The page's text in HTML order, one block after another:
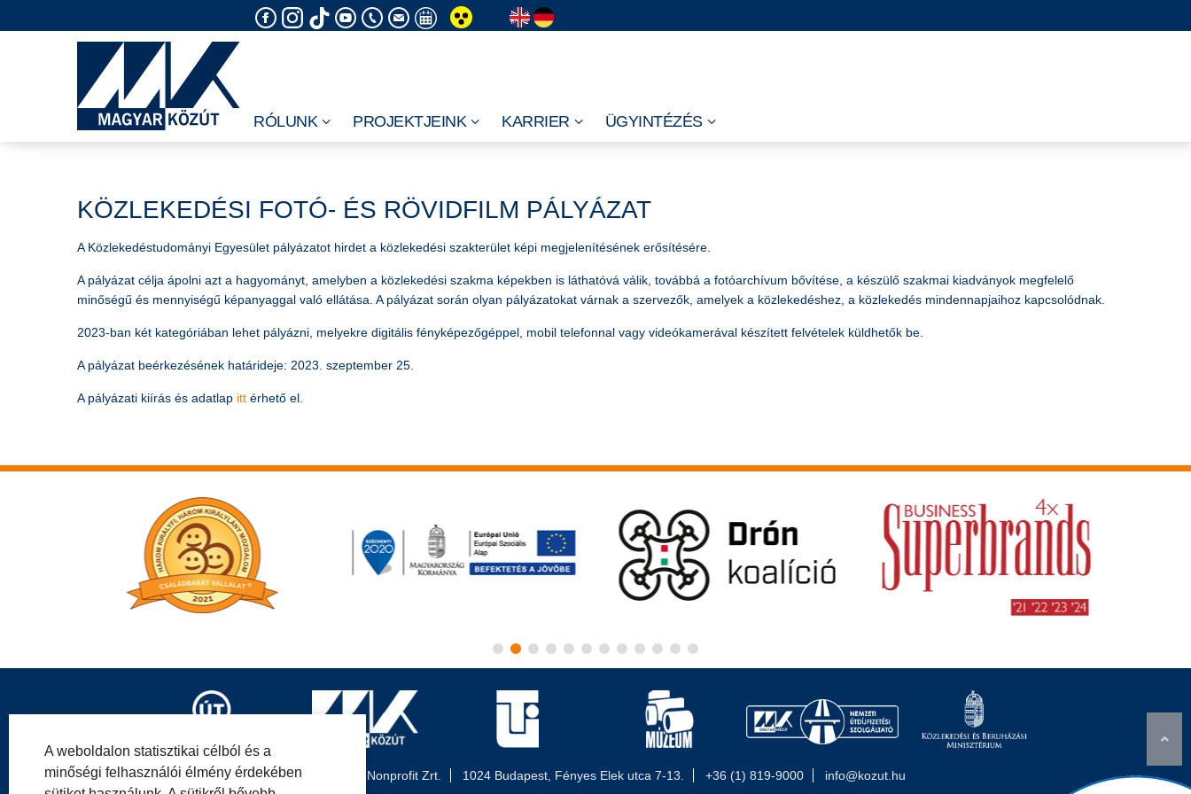
to
RÓLUNK PROJEKTJEINK KARRIER ÜGYINTÉZÉS
KÖZLEKEDÉSI FOTÓ- ÉS RÖVIDFILM PÁLYÁZAT
A Közlekedéstudományi Egyesület pályázatot hirdet a közlekedési szakterület képi megjelenítésének erősítésére.
A pályázat célja ápolni azt a hagyományt, amelyben a közlekedési szakma képekben is láthatóvá válik, továbbá a fotóarchívum bővítése, a készülő szakmai kiadványok megfelelő
minőségű és mennyiségű képanyaggal való ellátása. A pályázat során olyan pályázatokat várnak a szervezők, amelyek a közlekedéshez, a közlekedés mindennapjaihoz kapcsolódnak.
2023-ban két kategóriában lehet pályázni, melyekre digitális fényképezőgéppel, mobil telefonnal vagy videókamerával készített felvételek küldhetők be.
A pályázat beérkezésének határideje: 2023. szeptember 25.
A pályázati kiírás és adatlap itt ​érhető el.
Magyar Közút Nonprofit Zrt. 1024 Budapest, Fényes Elek utca 7-13. +36 (1) 819-9000 info@kozut.hu
A weboldalon statisztikai célból és a
minőségi felhasználói élmény érdekében